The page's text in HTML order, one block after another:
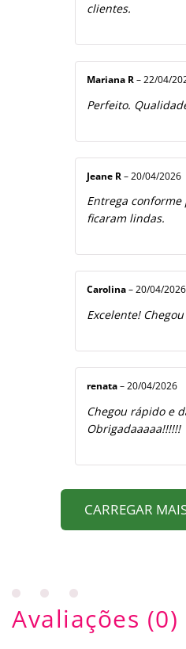
clientes.
Mariana R – 22/04/
Perfeito.
Jeane R – 20/04/2026
Entrega
ficaram lindas.
Carolina – 20/04/2026
Excelente!
renata – 20/04/2026
Chegou rápido e
Obrigadaaaaa!!!!!!
CARREGAR
Avaliações (0)